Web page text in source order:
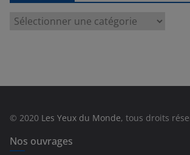
e
© 2020 Les Yeux du Monde, tous droits
Nos ouvrages